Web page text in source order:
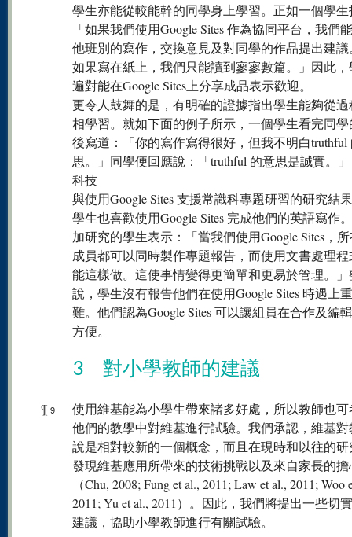
學生亦能從較能幹的同學身上學習。正如一個學
「如果我們使用Google Sites 作為協同平台，我們
他班別的寫作，交換意見及對同學的作品提出建
如果寫在紙上，我們只能讀到寥寥數篇。」因此
遍對能在Google Sites上分享成品表示歡迎。
更令人鼓舞的是，有明確的證據指出學生能夠從
相學習。就如下面的例子所示，一個學生看完同
後寫道：「你的寫作寫得很好，但我不明白truthful
思。」同學便回應說：「truthful 的意思是誠實。」
科技
與使用Google Sites 支援常識科專題研習的研究結
學生也喜歡使用Google Sites 完成他們的英語寫作
加研究的學生表示：「當我們使用Google Sites，
成員都可以同時製作專題報告，而使用文書處理
能這樣做。這使事情變得更簡單和更易於管理。
說，學生沒有報告他們在使用Google Sites 時遇上
難。他們認為Google Sites 可以讓組員在合作及編
方便。
3 對小學教師的建議
¶ 9
使用維基能為小學生帶來諸多好處，所以教師也
他們的教學中對維基進行試驗。我們承認，維基
說是相對較新的一個概念，而且在現時和以往的
發現維基應用所帶來的技術挑戰以及來自家長的擔
（Chu, 2008; Fung et al., 2011; Law et al., 2011; Woo
2011; Yu et al., 2011）。因此，我們將提出一些切
建議，協助小學教師進行有關試驗。